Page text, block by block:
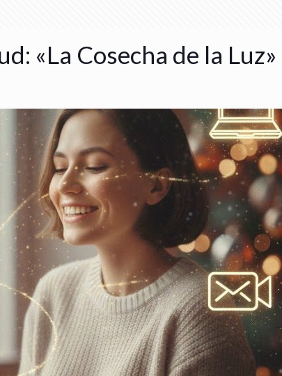
«La Cosecha de la Luz»